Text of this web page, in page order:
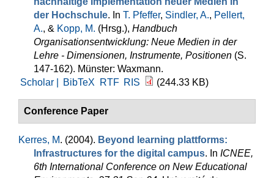
der Hochschule. In T. Pfeffer, Sindler, A., Pellert,
A., & Kopp, M. (Hrsg.), Handbuch
Organisationsentwicklung: Neue Medien in der
Lehre - Dimensionen, Instrumente, Positionen (S.
147-162). Münster: Waxmann.
Scholar |
BibTeX RTF RIS (244.33 KB)
Conference Paper
Kerres, M. (2004). Beyond learning plattforms:
Infrastructures for the digital campus. In ICNEE,
6th International Conference on New Educational